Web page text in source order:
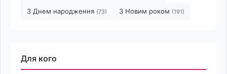
З Днем народження (73) З Новим роком (191)
Для кого